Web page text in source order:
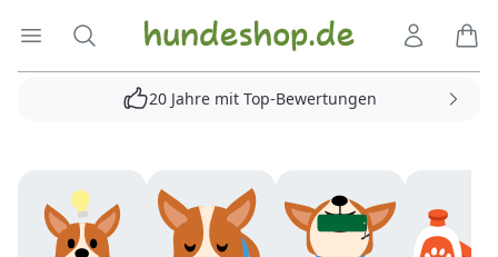
Menü öffnen
Suche Hundeshop.de
20 Jahre mit Top-Bewertungen